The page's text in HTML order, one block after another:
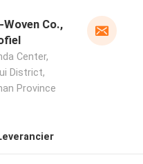
Woven Co.,
Center,
District,
Province